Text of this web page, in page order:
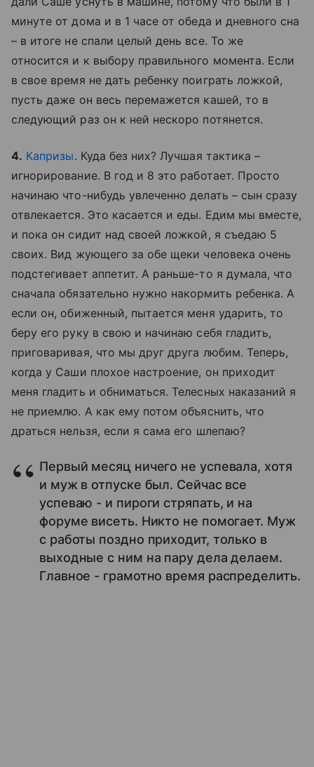
минуте от дома и в 1 часе от обеда и дневного сна
– в итоге не спали целый день все. То же
относится и к выбору правильного момента. Если
в свое время не дать ребенку поиграть ложкой,
пусть даже он весь перемажется кашей, то в
следующий раз он к ней нескоро потянется.
4. Капризы. Куда без них? Лучшая тактика –
игнорирование. В год и 8 это работает. Просто
начинаю что-нибудь увлеченно делать – сын сразу
отвлекается. Это касается и еды. Едим мы вместе,
и пока он сидит над своей ложкой, я съедаю 5
своих. Вид жующего за обе щеки человека очень
подстегивает аппетит. А раньше-то я думала, что
сначала обязательно нужно накормить ребенка. А
если он, обиженный, пытается меня ударить, то
беру его руку в свою и начинаю себя гладить,
приговаривая, что мы друг друга любим. Теперь,
когда у Саши плохое настроение, он приходит
меня гладить и обниматься. Телесных наказаний я
не приемлю. А как ему потом объяснить, что
драться нельзя, если я сама его шлепаю?
Первый месяц ничего не успевала, хотя
и муж в отпуске был. Сейчас все
успеваю - и пироги стряпать, и на
форуме висеть. Никто не помогает. Муж
с работы поздно приходит, только в
выходные с ним на пару дела делаем.
Главное - грамотно время распределить.